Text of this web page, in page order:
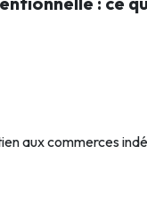
aux commerces